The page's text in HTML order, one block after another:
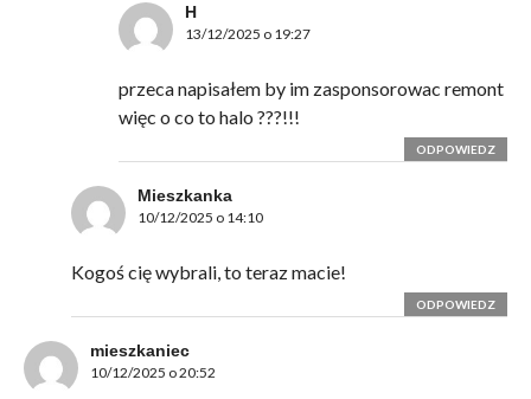
H
13/12/2025 o 19:27
przeca napisałem by im zasponsorowac remont
więc o co to halo ???!!!
ODPOWIEDZ
Mieszkanka
10/12/2025 o 14:10
Kogoś cię wybrali, to teraz macie!
ODPOWIEDZ
mieszkaniec
10/12/2025 o 20:52